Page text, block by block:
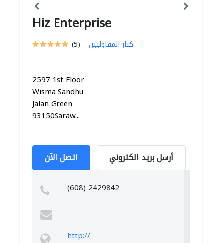
Hiz Enterprise
(5) كبار المقاوليين
2597 1st Floor
Wisma Sandhu
Jalan Green
93150Saraw...
اتصل الآن أرسل بريد الكتروني
(608) 2429842
http://